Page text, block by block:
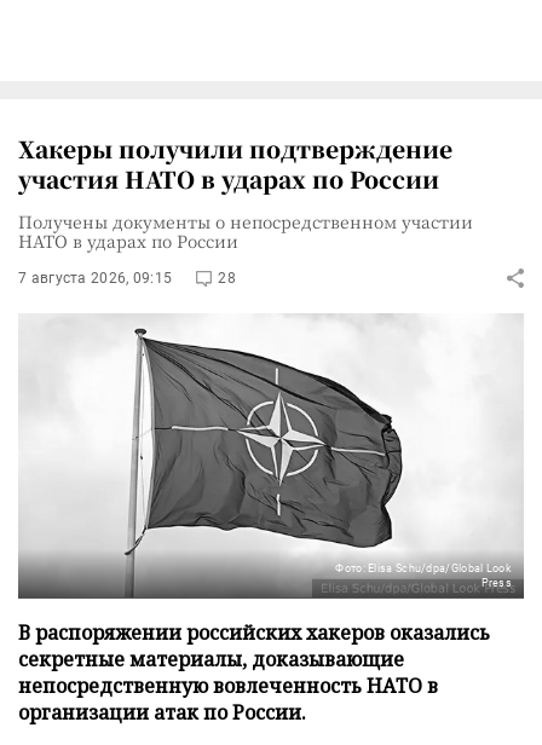
Хакеры получили подтверждение
участия НАТО в ударах по России
Получены документы о непосредственном участии
НАТО в ударах по России
7 августа 2026, 09:15 28
Фото: Elisa Schu/dpa/Global Look
Press
В распоряжении российских хакеров оказались
секретные материалы, доказывающие
непосредственную вовлеченность НАТО в
организации атак по России.